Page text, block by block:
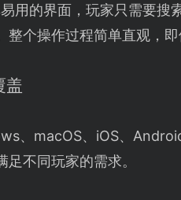
用的界面，玩家只需要搜
个操作过程简单直观，即
盖
、macOS、iOS、
不同玩家的需求。